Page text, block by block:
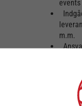
events
m.m.
sikre,
af